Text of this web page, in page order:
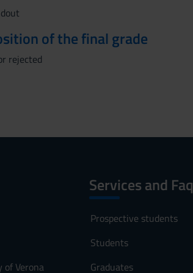
of the final grade
rejected
Verona
Services and Faq
Prospective students
Students
Graduates